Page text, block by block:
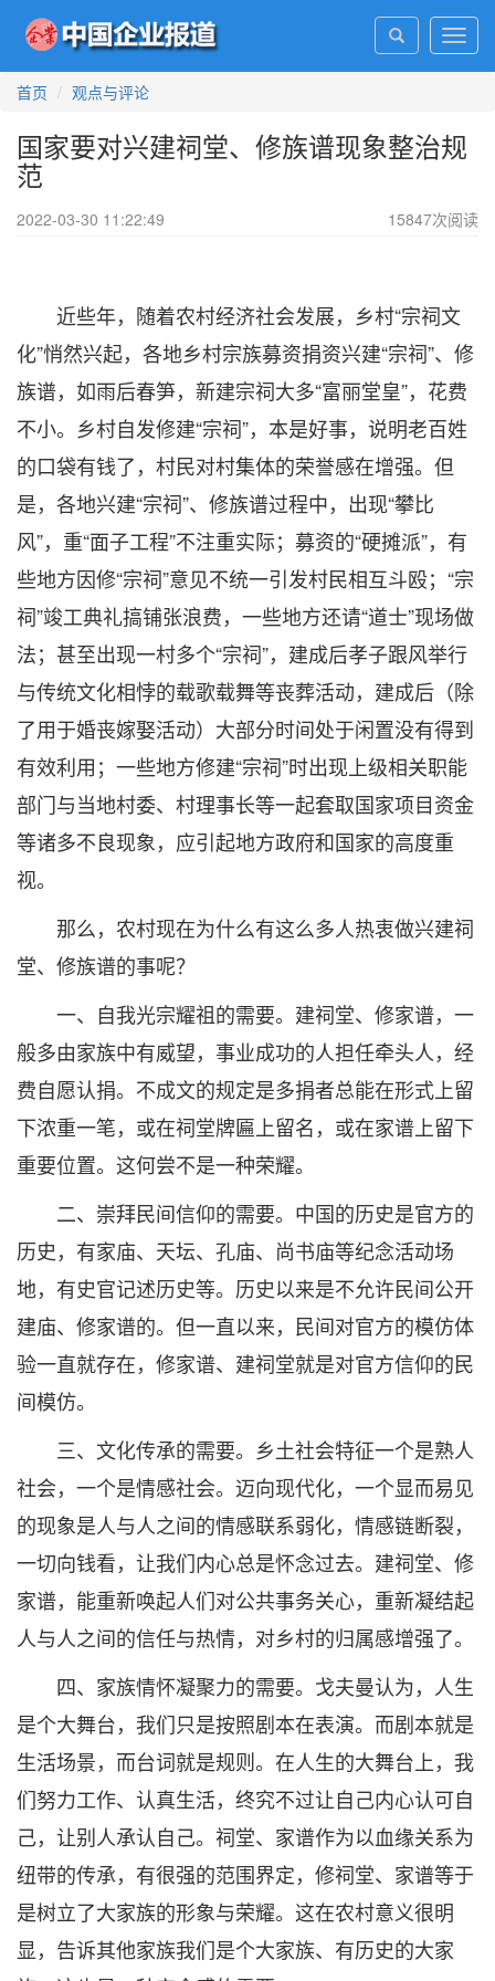
首页
观点与评论
国家要对兴建祠堂、修族谱现象整治规
范
2022-03-30 11:22:49 15847次阅读
近些年，随着农村经济社会发展，乡村“宗祠文
化”悄然兴起，各地乡村宗族募资捐资兴建“宗祠”、修
族谱，如雨后春笋，新建宗祠大多“富丽堂皇”，花费
不小。乡村自发修建“宗祠”，本是好事，说明老百姓
的口袋有钱了，村民对村集体的荣誉感在增强。但
是，各地兴建“宗祠”、修族谱过程中，出现“攀比
风”，重“面子工程”不注重实际；募资的“硬摊派”，有
些地方因修“宗祠”意见不统一引发村民相互斗殴；“宗
祠”竣工典礼搞铺张浪费，一些地方还请“道士”现场做
法；甚至出现一村多个“宗祠”，建成后孝子跟风举行
与传统文化相悖的载歌载舞等丧葬活动，建成后（除
了用于婚丧嫁娶活动）大部分时间处于闲置没有得到
有效利用；一些地方修建“宗祠”时出现上级相关职能
部门与当地村委、村理事长等一起套取国家项目资金
等诸多不良现象，应引起地方政府和国家的高度重
视。
那么，农村现在为什么有这么多人热衷做兴建祠
堂、修族谱的事呢？
一、自我光宗耀祖的需要。建祠堂、修家谱，一
般多由家族中有威望，事业成功的人担任牵头人，经
费自愿认捐。不成文的规定是多捐者总能在形式上留
下浓重一笔，或在祠堂牌匾上留名，或在家谱上留下
重要位置。这何尝不是一种荣耀。
二、崇拜民间信仰的需要。中国的历史是官方的
历史，有家庙、天坛、孔庙、尚书庙等纪念活动场
地，有史官记述历史等。历史以来是不允许民间公开
建庙、修家谱的。但一直以来，民间对官方的模仿体
验一直就存在，修家谱、建祠堂就是对官方信仰的民
间模仿。
三、文化传承的需要。乡土社会特征一个是熟人
社会，一个是情感社会。迈向现代化，一个显而易见
的现象是人与人之间的情感联系弱化，情感链断裂，
一切向钱看，让我们内心总是怀念过去。建祠堂、修
家谱，能重新唤起人们对公共事务关心，重新凝结起
人与人之间的信任与热情，对乡村的归属感增强了。
四、家族情怀凝聚力的需要。戈夫曼认为，人生
是个大舞台，我们只是按照剧本在表演。而剧本就是
生活场景，而台词就是规则。在人生的大舞台上，我
们努力工作、认真生活，终究不过让自己内心认可自
己，让别人承认自己。祠堂、家谱作为以血缘关系为
纽带的传承，有很强的范围界定，修祠堂、家谱等于
是树立了大家族的形象与荣耀。这在农村意义很明
显，告诉其他家族我们是个大家族、有历史的大家